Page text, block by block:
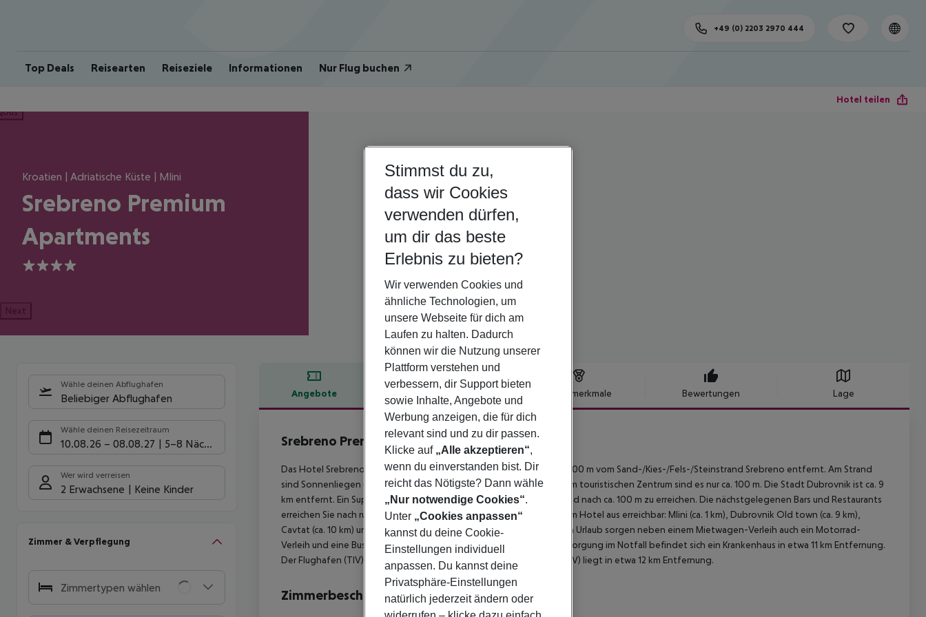
Top Deals Reisearten Reiseziele Informationen Nur Flug buchen
+49 (0) 2203 2970 444
Hotel teilen
Kroatien | Adriatische Küste | Mlini
Srebreno Premium
Apartments
4
Next
Wähle deinen Abflughafen
Beliebiger Abflughafen
Wähle deinen Reisezeitraum
10.08.26 – 08.08.27 5-8 Nächte
Wer wird verreisen
2 Erwachsene Keine Kinder
Zimmer & Verpflegung
Zimmertypen wählen
Angebote Hotelbeschreibung Hotelmerkmale Bewertungen Lage
Hotelbeschreibung
Srebreno Premium Apartments
4
Das Hotel Srebreno Premium Apartments by Maistra Select liegt ca. 200 m vom Sand-/Kies-/Fels-/Steinstrand Srebreno entfernt. Am Strand
sind Sonnenliegen und Sonnenschirme gegen Gebühr verfügbar. Zum touristischen Zentrum sind es nur ca. 100 m. Die Stadt Dubrovnik ist ca. 9
km entfernt. Ein Supermarkt sowie weitere Einkaufsmöglichkeiten sind nach ca. 100 m zu erreichen. Die nächstgelegenen Bars und Restaurants
erreichen Sie nach rund 50 m. Folgende Sehenswürdigkeiten sind vom Hotel aus erreichbar: Mlini (ca. 1 km), Dubrovnik Old town (ca. 9 km),
Cavtat (ca. 10 km) und Dubrovnik Panorama (ca. 11 km). Für Mobilität im Urlaub sorgen neben einem Mietwagen-Verleih auch ein Motorrad-
Verleih und eine Bushaltestelle (ca. 50 m entfernt). Zur ärztlichen Versorgung im Notfall befindet sich ein Krankenhaus in etwa 11 km Entfernung.
Der Flughafen (TIV) ist ca. 65 km entfernt. Ein weiterer Flughafen (DBV) liegt in etwa 12 km Entfernung.
Zimmerbeschreibung
Stimmst du zu,
dass wir Cookies
verwenden dürfen,
um dir das beste
Erlebnis zu bieten?
Wir verwenden Cookies und
ähnliche Technologien, um
unsere Webseite für dich am
Laufen zu halten. Dadurch
können wir die Nutzung unserer
Plattform verstehen und
verbessern, dir Support bieten
sowie Inhalte, Angebote und
Werbung anzeigen, die für dich
relevant sind und zu dir passen.
Klicke auf „Alle akzeptieren“,
wenn du einverstanden bist. Dir
reicht das Nötigste? Dann wähle
„Nur notwendige Cookies“.
Unter „Cookies anpassen“
kannst du deine Cookie-
Einstellungen individuell
anpassen. Du kannst deine
Privatsphäre-Einstellungen
natürlich jederzeit ändern oder